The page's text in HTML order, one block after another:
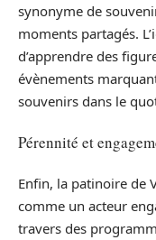
synonyme de
moments partagés.
d’apprendre des
évènements
souvenirs dans le
Pérennité et
Enfin, la patinoire de
comme un acteur
travers des